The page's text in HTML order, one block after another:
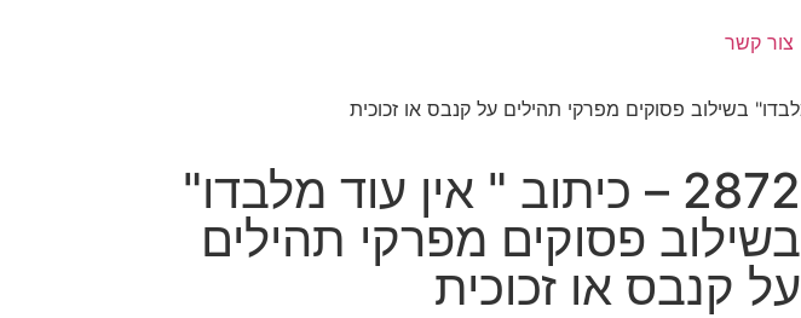
צור קשר
2872 – כיתוב " אין עוד מלבדו"
בשילוב פסוקים מפרקי תהילים
על קנבס או זכוכית